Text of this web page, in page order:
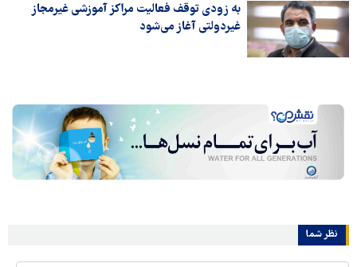
به زودی توقف فعالیت مراکز آموزشی غیرمجاز
غیردولتی آغاز می‌شود
نظر شما